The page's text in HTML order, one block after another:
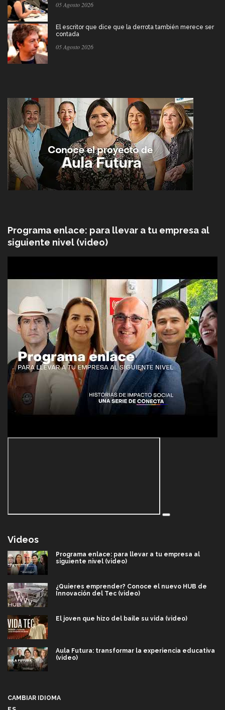
05 Agosto 2026
El escritor que dice que la derrota también merece ser
contada
05 Agosto 2026
Programa enlace: para llevar a tu empresa al
siguiente nivel (video)
Videos
Programa enlace: para llevar a tu empresa al
siguiente nivel (video)
¿Quieres emprender? Conoce el nuevo HUB de
Innovación del Tec (video)
El joven que hizo del baile su vida (video)
Aula Futura: transformar la experiencia educativa
(video)
CAMBIAR IDIOMA